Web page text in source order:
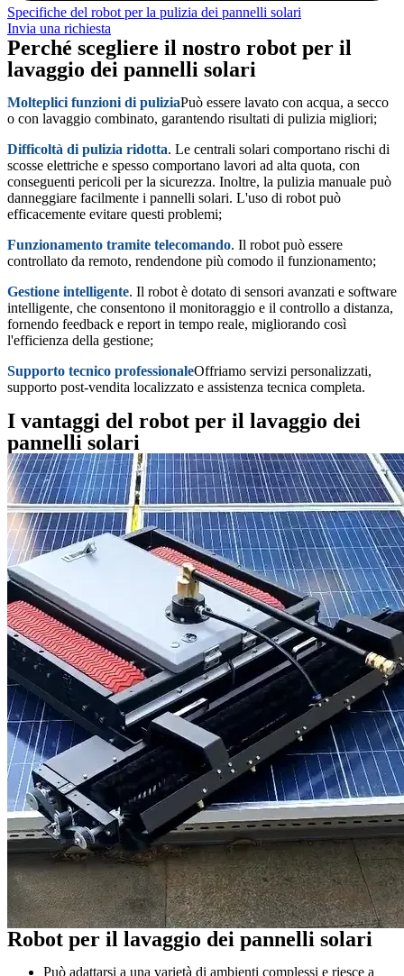
Specifiche del robot per la pulizia dei pannelli solari
Invia una richiesta
Perché scegliere il nostro robot per il
lavaggio dei pannelli solari
Molteplici funzioni di puliziaPuò essere lavato con acqua, a secco
o con lavaggio combinato, garantendo risultati di pulizia migliori;
Difficoltà di pulizia ridotta. Le centrali solari comportano rischi di
scosse elettriche e spesso comportano lavori ad alta quota, con
conseguenti pericoli per la sicurezza. Inoltre, la pulizia manuale può
danneggiare facilmente i pannelli solari. L'uso di robot può
efficacemente evitare questi problemi;
Funzionamento tramite telecomando. Il robot può essere
controllato da remoto, rendendone più comodo il funzionamento;
Gestione intelligente. Il robot è dotato di sensori avanzati e software
intelligente, che consentono il monitoraggio e il controllo a distanza,
fornendo feedback e report in tempo reale, migliorando così
l'efficienza della gestione;
Supporto tecnico professionaleOffriamo servizi personalizzati,
supporto post-vendita localizzato e assistenza tecnica completa.
I vantaggi del robot per il lavaggio dei
pannelli solari
Robot per il lavaggio dei pannelli solari
Può adattarsi a una varietà di ambienti complessi e riesce a